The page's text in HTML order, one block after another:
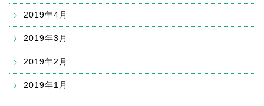
2019年4月
2019年3月
2019年2月
2019年1月